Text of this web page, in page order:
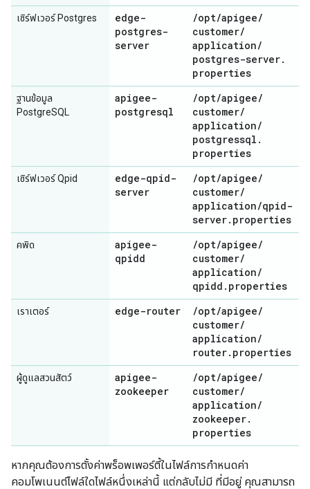
เซิร์ฟเวอร์ Postgres
edge-
postgres-
server
/opt/apigee/
customer/
application/
postgres-server.
properties
ฐานข้อมูล
PostgreSQL
apigee-
postgresql
/opt/apigee/
customer/
application/
postgressql .
properties
เซิร์ฟเวอร์ Qpid
edge-qpid-
server
/opt/apigee/
customer/
application/qpid-
server. properties
คพิด
apigee-
qpidd
/opt/apigee/
customer/
application/
qpidd . properties
เราเตอร์ edge-router /opt/apigee/
customer/
application/
router. properties
ผู้ดูแลสวนสัตว์
apigee-
zookeeper
/opt/apigee/
customer/
application/
zookeeper.
properties
หากคุณต้องการตั้งค่าพร็อพเพอร์ตี้ในไฟล์การกำหนดค่า
คอมโพเนนต์ไฟล์ใดไฟล์หนึ่งเหล่านี้ แต่กลับไม่มี ที่มีอยู่ คุณสามารถ